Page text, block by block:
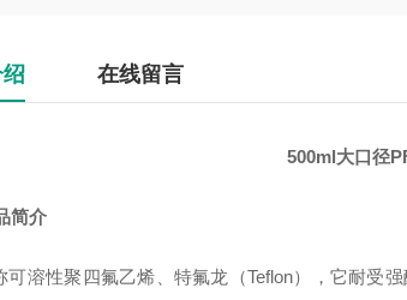
在线留言
500ml大口径
简介
可溶性聚四氟乙烯、特氟龙（Teflon），它耐受